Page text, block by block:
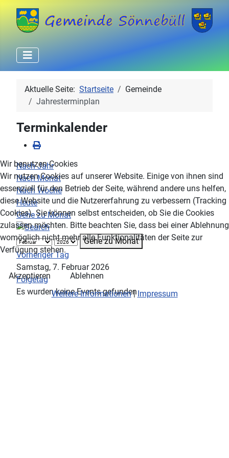
Aktuelle Seite: Startseite
Gemeinde
Jahresterminplan
Terminkalender
Nach Jahr
Nach Monat
Nach Woche
Heute
Gehe zu Monat
Gehe zu Monat
Vorheriger Tag
Samstag, 7. Februar 2026
Folgetag
Es wurden keine Events gefunden
Wir benutzen Cookies
Wir nutzen Cookies auf unserer Website. Einige von ihnen sind
essenziell für den Betrieb der Seite, während andere uns helfen,
diese Website und die Nutzererfahrung zu verbessern (Tracking
Cookies). Sie können selbst entscheiden, ob Sie die Cookies
zulassen möchten. Bitte beachten Sie, dass bei einer Ablehnung
womöglich nicht mehr alle Funktionalitäten der Seite zur
Verfügung stehen.
Akzeptieren
Ablehnen
Weitere Informationen|Impressum